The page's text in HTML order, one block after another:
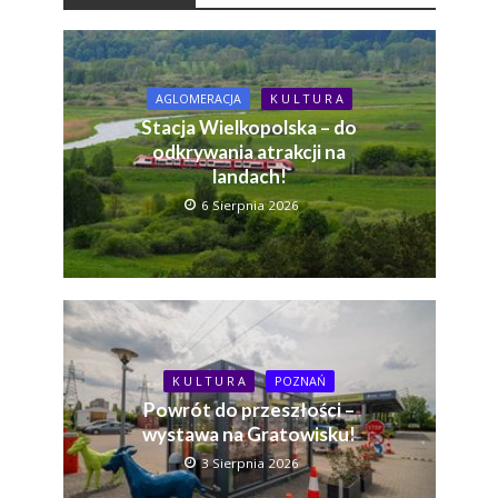
AGLOMERACJA K U L T U R A
Stacja Wielkopolska – do
odkrywania atrakcji na
landach!
6 Sierpnia 2026
K U L T U R A POZNAŃ
Powrót do przeszłości –
wystawa na Gratowisku!
3 Sierpnia 2026